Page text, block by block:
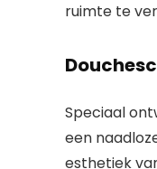
ruimte te
Speciaal
een
esthetiek